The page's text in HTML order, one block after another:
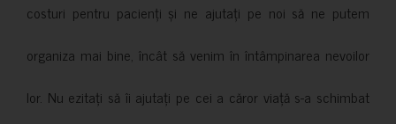
costuri pentru pacienți și ne ajutați pe noi să ne putem
organiza mai bine, încât să venim în întâmpinarea nevoilor
lor. Nu ezitați să îi ajutați pe cei a căror viață s-a schimbat